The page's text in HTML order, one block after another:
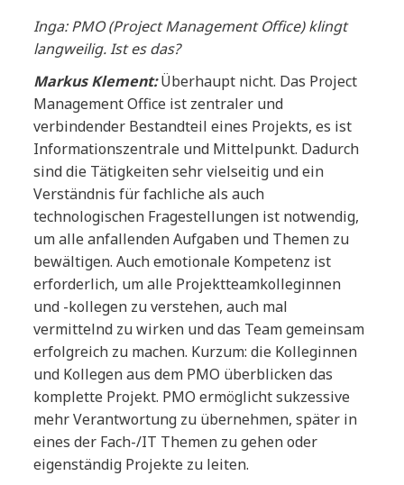
Inga: PMO (Project Management Office) klingt
langweilig. Ist es das?
Markus Klement:Überhaupt nicht. Das Project
Management Office ist zentraler und
verbindender Bestandteil eines Projekts, es ist
Informationszentrale und Mittelpunkt. Dadurch
sind die Tätigkeiten sehr vielseitig und ein
Verständnis für fachliche als auch
technologischen Fragestellungen ist notwendig,
um alle anfallenden Aufgaben und Themen zu
bewältigen. Auch emotionale Kompetenz ist
erforderlich, um alle Projektteamkolleginnen
und -kollegen zu verstehen, auch mal
vermittelnd zu wirken und das Team gemeinsam
erfolgreich zu machen. Kurzum: die Kolleginnen
und Kollegen aus dem PMO überblicken das
komplette Projekt. PMO ermöglicht sukzessive
mehr Verantwortung zu übernehmen, später in
eines der Fach-/IT Themen zu gehen oder
eigenständig Projekte zu leiten.